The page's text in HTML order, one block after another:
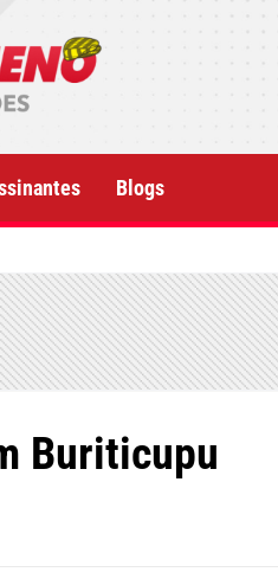
Blogs
Buriticupu